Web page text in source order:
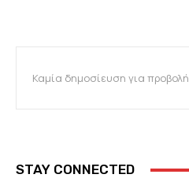
Καμία δημοσίευση για προβολή
STAY CONNECTED